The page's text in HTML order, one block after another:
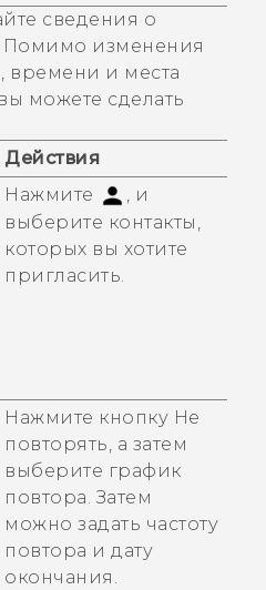
сведения о
изменения
времени и места
можете сделать
Действия
Нажмите
, и
выберите контакты,
которых вы хотите
пригласить.
Нажмите кнопку Не
повторять, а затем
выберите график
повтора. Затем
можно задать частоту
повтора и дату
окончания.